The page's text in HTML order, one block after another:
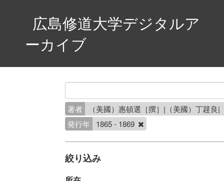
広島修道大学デジタルア
ーカイブ
著者
（美國）惠頓選［撰］|（美國）丁韙
発行年
1865 - 1869
絞り込み